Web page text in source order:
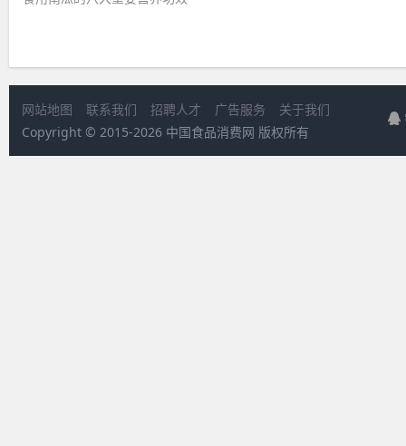
网站地图 联系我们 招聘人才 广告服务
关于我们
Copyright © 2015-2026 中国食品消费网 版权所有